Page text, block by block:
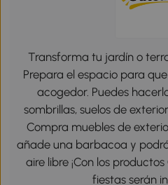
Transforma tu jardín o
Prepara el espacio para
acogedor. Puedes
sombrillas, suelos de
Compra muebles de
añade una barbacoa y
aire libre ¡Con los
fiestas serán